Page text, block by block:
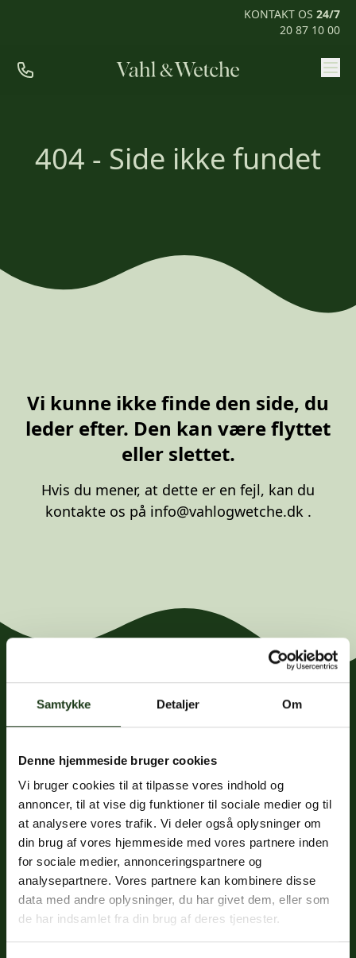
Samtykke Detaljer Om
Denne hjemmeside bruger cookies
Vi bruger cookies til at tilpasse vores indhold og
annoncer, til at vise dig funktioner til sociale medier og til
at analysere vores trafik. Vi deler også oplysninger om
din brug af vores hjemmeside med vores partnere inden
for sociale medier, annonceringspartnere og
analysepartnere. Vores partnere kan kombinere disse
data med andre oplysninger, du har givet dem, eller som
de har indsamlet fra din brug af deres tjenester.
KONTAKT OS 24/7
20 87 10 00
Priser
Mød os
404 - Side ikke fundet
Vi kunne ikke finde den side, du
leder efter. Den kan være flyttet
eller slettet.
Hvis du mener, at dette er en fejl, kan du
kontakte os på info@vahlogwetche.dk.
Fredericiavej 69B, st.
7100 Vejle
CVR: 32334512
Trustpilot
Sociale medier